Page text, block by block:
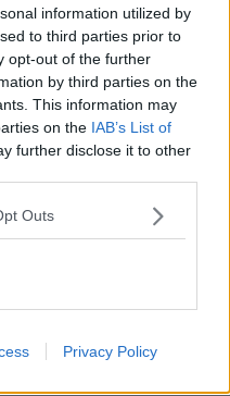
information utilized by
to third parties prior to
opt-out of the further
by third parties on the
This information may
on the IAB’s List of
further disclose it to other
Outs
Privacy Policy
è sull'erba sintetica
risorse e priorità"
Consorzio di bonifica
le liste in campo
avanti
sul taglio degli alberi
in zone sensibili?"